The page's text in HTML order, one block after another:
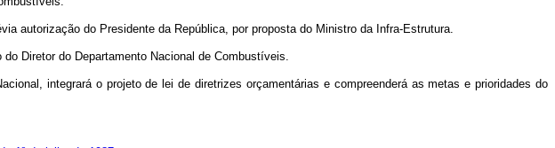
autorização do Presidente da República, por proposta do Ministro da Infra-Estrutura.
Diretor do Departamento Nacional de Combustíveis.
integrará o projeto de lei de diretrizes orçamentárias e compreenderá as metas e prioridades do